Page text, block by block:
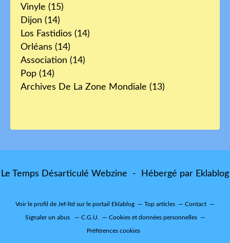
Vinyle (15)
Dijon (14)
Los Fastidios (14)
Orléans (14)
Association (14)
Pop (14)
Archives De La Zone Mondiale (13)
Le Temps Désarticulé Webzine - Hébergé par Eklablog
Voir le profil de Jef-ltd sur le portail Eklablog Top articles Contact
Signaler un abus C.G.U. Cookies et données personnelles
Préférences cookies